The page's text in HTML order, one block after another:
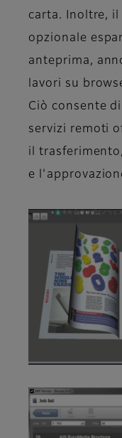
carta. Inoltre, il
opzionale
anteprima,
lavori su
Ciò consente
servizi remoti
il
e